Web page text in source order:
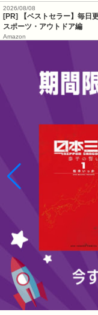
2026/08/08
[PR] 【ベストセラー】毎日
スポーツ・アウトドア編
Amazon